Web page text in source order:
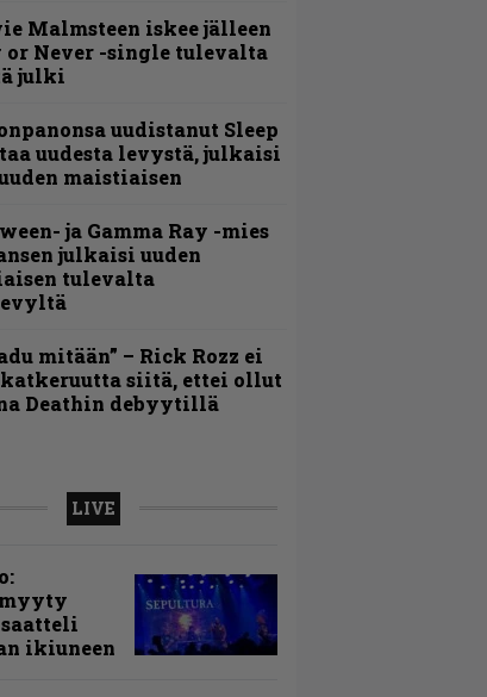
Malmsteen iskee jälleen
or Never -single tulevalta
julki
uudistanut Sleep
uudesta levystä, julkaisi
maistiaisen
ja Gamma Ray -mies
julkaisi uuden
tulevalta
mitään” – Rick Rozz ei
katkeruutta siitä, ettei ollut
Deathin debyytillä
LIVE
ikiuneen